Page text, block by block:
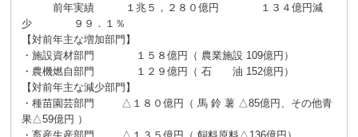
前年実績 １兆５，２８０億円 １３４億円減
少 ９９．１％
【対前年主な増加部門】
・施設資材部門 １５８億円（ 農業施設 109億円）
・農機燃自部門 １２９億円（ 石 油 152億円）
【対前年主な減少部門】
・種苗園芸部門 △１８０億円（ 馬 鈴 薯 △85億円、その他青
果△59億円 ）